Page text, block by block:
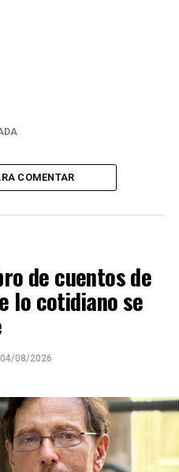
COMENTAR
de cuentos de
lo cotidiano se
04/08/2026